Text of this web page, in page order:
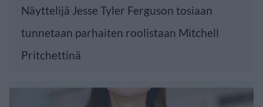
Näyttelijä Jesse Tyler Ferguson tosiaan
tunnetaan parhaiten roolistaan Mitchell
Pritchettinä